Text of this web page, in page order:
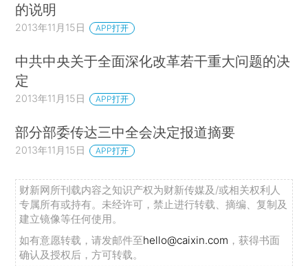
的说明
2013年11月15日 APP打开
中共中央关于全面深化改革若干重大问题的决
定
2013年11月15日 APP打开
部分部委传达三中全会决定报道摘要
2013年11月15日 APP打开
财新网所刊载内容之知识产权为财新传媒及/或相关权利人
专属所有或持有。未经许可，禁止进行转载、摘编、复制及
建立镜像等任何使用。
如有意愿转载，请发邮件至hello@caixin.com ，获得书面
确认及授权后，方可转载。